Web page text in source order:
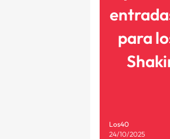
para
Los40
24/10/2025